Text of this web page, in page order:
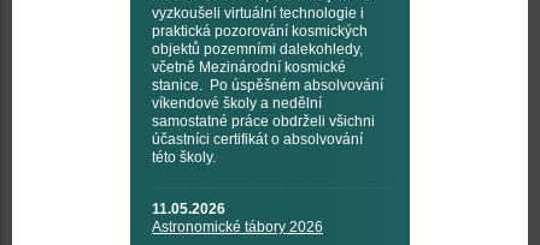
vyzkoušeli virtuální technologie i
praktická pozorování kosmických
objektů pozemními dalekohledy,
včetně Mezinárodní kosmické
stanice. Po úspěšném absolvování
víkendové školy a nedělní
samostatné práce obdrželi všichni
účastníci certifikát o absolvování
této školy.
11.05.2026
Astronomické tábory 2026